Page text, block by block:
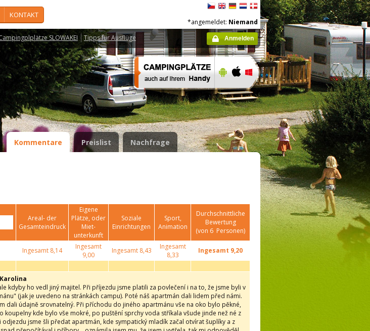
KONTAKT
SLOWAKEI Tipps für Ausflüge
*angemeldet: Niemand
Anmelden
Kommentare Preislist Nachfrage
Areal- der
Gesamteindruck
Eigene
Plätze, oder
Miet-
unterkunft
Soziale
Einrichtungen
Sport,
Animation
Durchschnittliche
Bewertung
(von 6 Personen)
Ingesamt 8,14
Ingesamt
9,00
Ingesamt8,43
Ingesamt
8,33
Ingesamt 9,20
kdyby ho vedl jiný majitel. Při příjezdu jsme platili za povlečení i na to, že jsme byli v
(jak je uvedeno na stránkách campu). Poté náš apartmán dali lidem před námi.
dali údajně srovnatelný. Při příchodu do jiného apartmánu vše na oko bylo pěkné,
koupelny kde bylo vše mokré, po puštění sprchy voda stříkala všude jinde než né z
odjezdu jsme šli předat apartmán, kde sympatický mladík začal otvírat šuplíky a z